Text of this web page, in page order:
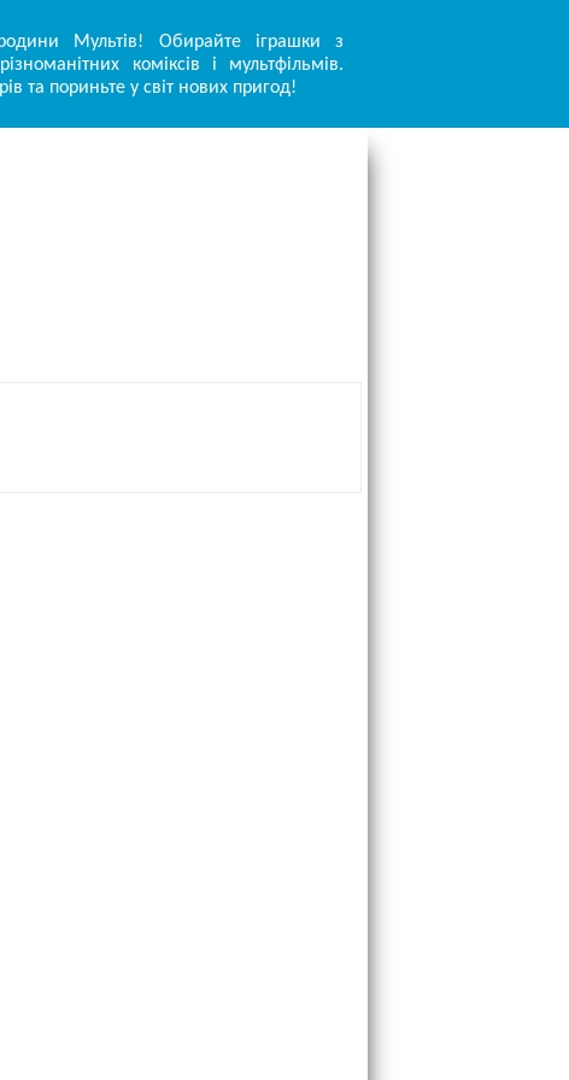
Мультів! Обирайте іграшки з
коміксів і мультфільмів.
та пориньте у світ нових пригод!